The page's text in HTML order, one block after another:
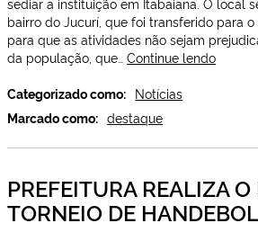
bairro do Jucurí, que foi transferido para o
para que as atividades não sejam
da população, que… Continue lendoOFICIAIS
Categorizado como: Notícias
Marcado como: destaque
PREFEITURA REALIZA
TORNEIO DE HANDEBOL